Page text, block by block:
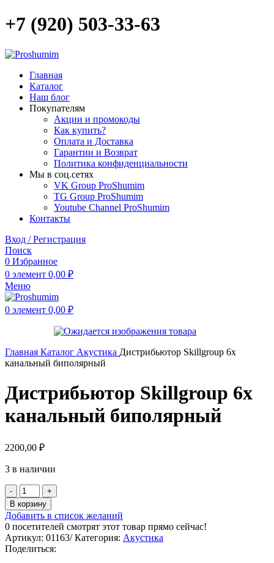
+7 (920) 503-33-63
Главная
Каталог
Наш блог
Покупателям
Акции и промокоды
Как купить?
Оплата и Доставка
Гарантии и Возврат
Политика конфиденциальности
Мы в соц.сетях
VK Group ProShumim
TG Group ProShumim
Youtube Channel ProShumim
Контакты
Вход / Регистрация
Поиск
0 Избранное
0 элемент 0,00 ₽
Меню
0 элемент 0,00 ₽
Главная Каталог Акустика Дистрибьютор Skillgroup 6x
канальный биполярный
Дистрибьютор Skillgroup 6x
канальный биполярный
2200,00 ₽
3 в наличии
В корзину
Добавить в список желаний
0 посетителей смотрят этот товар прямо сейчас!
Артикул: 01163/Категория: Акустика
Поделиться: